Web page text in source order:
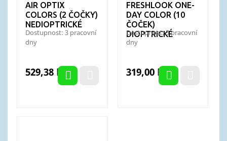
AIR OPTIX
COLORS (2 ČOČKY)
NEDIOPTRICKÉ
Dostupnost: 3 pracovní
dny
Cena
529,38 Kč
Amethyst
BlueBrilliant
Blue
BrownGemstone
Green
FRESHLOOK ONE-
DAY COLOR (10
ČOČEK)
DIOPTRICKÉ
Dostupnost: 3 pracovní
dny
Cena
319,00 Kč
BlueGreyGreen
Pure
Hazel